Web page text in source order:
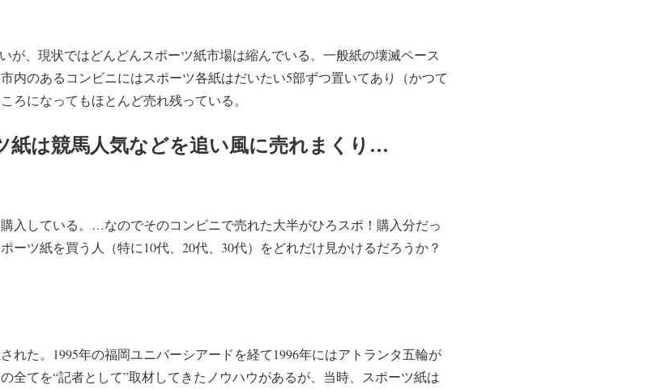
が、現状ではどんどんスポーツ紙市場は縮んでいる。一般紙の壊滅ペース
内のあるコンビニにはスポーツ各紙はだいたい5部ずつ置いてあり（かつて
ろになってもほとんど売れ残っている。
紙は競馬人気などを追い風に売れまくり…
入している。…なのでそのコンビニで売れた大半がひろスポ！購入分だっ
ーツ紙を買う人（特に10代、20代、30代）をどれだけ見かけるだろうか？
れた。1995年の福岡ユニバーシアードを経て1996年にはアトランタ五輪が
全てを“記者として”取材してきたノウハウがあるが、当時、スポーツ紙は